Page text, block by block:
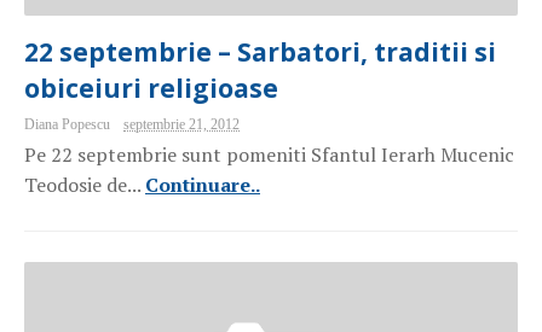
22 septembrie – Sarbatori, traditii si
obiceiuri religioase
Diana Popescu septembrie 21, 2012
Pe 22 septembrie sunt pomeniti Sfantul Ierarh Mucenic
Teodosie de... Continuare..